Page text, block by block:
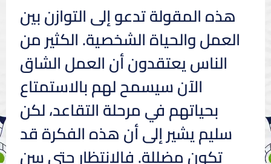
هذه المقولة تدعو إلى التوازن بين
العمل والحياة الشخصية. الكثير من
الناس يعتقدون أن العمل الشاق
الآن سيسمح لهم بالاستمتاع
بحياتهم في مرحلة التقاعد، لكن
سليم يشير إلى أن هذه الفكرة قد
تكون مضللة. فالانتظار حتى سن